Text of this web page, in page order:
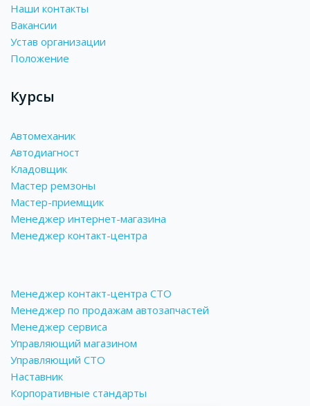
Наши контакты
Вакансии
Устав организации
Положение
Курсы
Автомеханик
Автодиагност
Кладовщик
Мастер ремзоны
Мастер-приемщик
Менеджер интернет-магазина
Менеджер контакт-центра
Менеджер контакт-центра СТО
Менеджер по продажам автозапчастей
Менеджер сервиса
Управляющий магазином
Управляющий СТО
Наставник
Корпоративные стандарты